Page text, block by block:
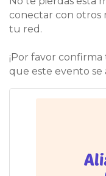
conectar con otros
tu red.
¡Por favor confirma
que este evento